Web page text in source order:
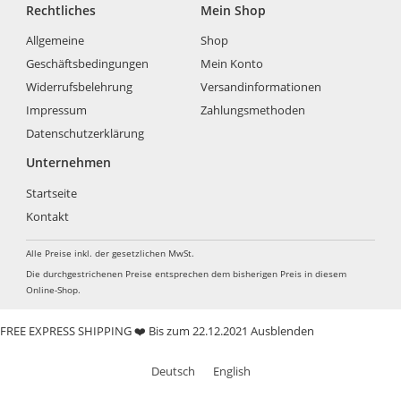
Rechtliches
Allgemeine
Geschäftsbedingungen
Widerrufsbelehrung
Impressum
Datenschutzerklärung
Mein Shop
Shop
Mein Konto
Versandinformationen
Zahlungsmethoden
Unternehmen
Startseite
Kontakt
Alle Preise inkl. der gesetzlichen MwSt.
Die durchgestrichenen Preise entsprechen dem bisherigen Preis in diesem
Online-Shop.
FREE EXPRESS SHIPPING ❤️ Bis zum 22.12.2021 Ausblenden
Deutsch English